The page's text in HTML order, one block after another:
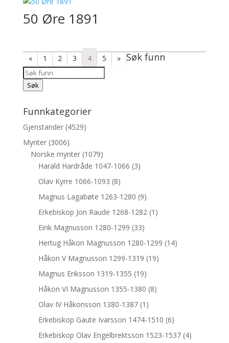
50 Øre 1891
« 1 2 3 4 5 » Søk funn
Products
Søk
Søk
Funnkategorier
Gjenstander (4529)
Mynter (3006)
Norske mynter (1079)
Harald Hardråde 1047-1066 (3)
Olav Kyrre 1066-1093 (8)
Magnus Lagabøte 1263-1280 (9)
Erkebiskop Jon Raude 1268-1282 (1)
Eirik Magnusson 1280-1299 (33)
Hertug Håkon Magnusson 1280-1299 (14)
Håkon V Magnusson 1299-1319 (19)
Magnus Eriksson 1319-1355 (19)
Håkon VI Magnusson 1355-1380 (8)
Olav IV Håkonsson 1380-1387 (1)
Erkebiskop Gaute Ivarsson 1474-1510 (6)
Erkebiskop Olav Engelbrektsson 1523-1537 (4)